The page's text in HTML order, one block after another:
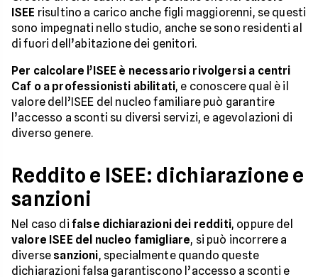
ISEE risultino a carico anche figli maggiorenni, se questi
sono impegnati nello studio, anche se sono residenti al
di fuori dell’abitazione dei genitori.
Per calcolare l’ISEE è necessario rivolgersi a centri
Caf o a professionisti abilitati, e conoscere qual è il
valore dell’ISEE del nucleo familiare può garantire
l’accesso a sconti su diversi servizi, e agevolazioni di
diverso genere.
Reddito e ISEE: dichiarazione e
sanzioni
Nel caso di false dichiarazioni dei redditi, oppure del
valore ISEE del nucleo famigliare, si può incorrere a
diverse sanzioni, specialmente quando queste
dichiarazioni falsa garantiscono l’accesso a sconti e